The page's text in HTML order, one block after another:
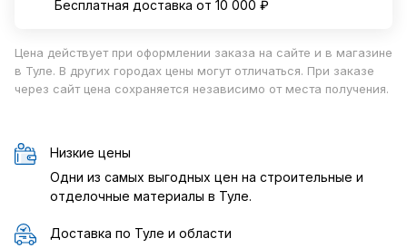
Бесплатная доставка от 10 000 ₽
Цена действует при оформлении заказа на сайте и в магазине
в Туле. В других городах цены могут отличаться. При заказе
через сайт цена сохраняется независимо от места получения.
Низкие цены
Одни из самых выгодных цен на строительные и
отделочные материалы в Туле.
Доставка по Туле и области